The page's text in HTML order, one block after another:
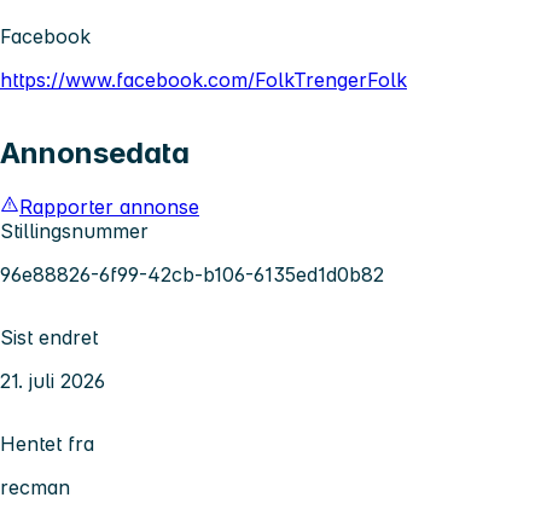
Facebook
https://www.facebook.com/FolkTrengerFolk
Annonsedata
Rapporter annonse
Stillingsnummer
96e88826-6f99-42cb-b106-6135ed1d0b82
Sist endret
21. juli 2026
Hentet fra
recman